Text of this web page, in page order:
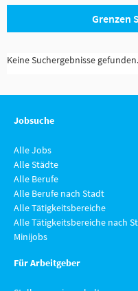
Grenzen
Keine Suchergebnisse gefunden.
Jobsuche
Alle Jobs
Alle Städte
Alle Berufe
Alle Berufe nach Stadt
Alle Tätigkeitsbereiche
Alle Tätigkeitsbereiche nach
Minijobs
Für Arbeitgeber